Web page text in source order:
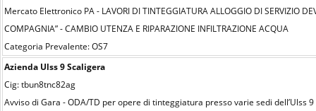
Mercato Elettronico PA - LAVORI DI TINTEGGIATURA ALLOGGIO DI SERVIZIO
COMPAGNIA” - CAMBIO UTENZA E RIPARAZIONE INFILTRAZIONE ACQUA
Categoria Prevalente: OS7
Azienda Ulss 9 Scaligera
Cig: tbun8tnc82ag
Avviso di Gara - ODA/TD per opere di tinteggiatura presso varie sedi dell’Ulss